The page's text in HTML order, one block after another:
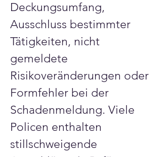
Deckungsumfang,
Ausschluss bestimmter
Tätigkeiten, nicht
gemeldete
Risikoveränderungen oder
Formfehler bei der
Schadenmeldung. Viele
Policen enthalten
stillschweigende